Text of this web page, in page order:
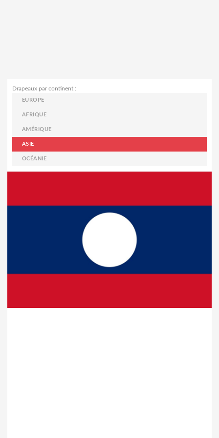
Drapeaux par continent :
EUROPE
AFRIQUE
AMÉRIQUE
ASIE
OCÉANIE